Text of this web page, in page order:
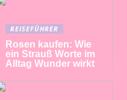
REISEFÜHRER
Rosen kaufen: Wie
ein Strauß Worte im
Alltag Wunder wirkt